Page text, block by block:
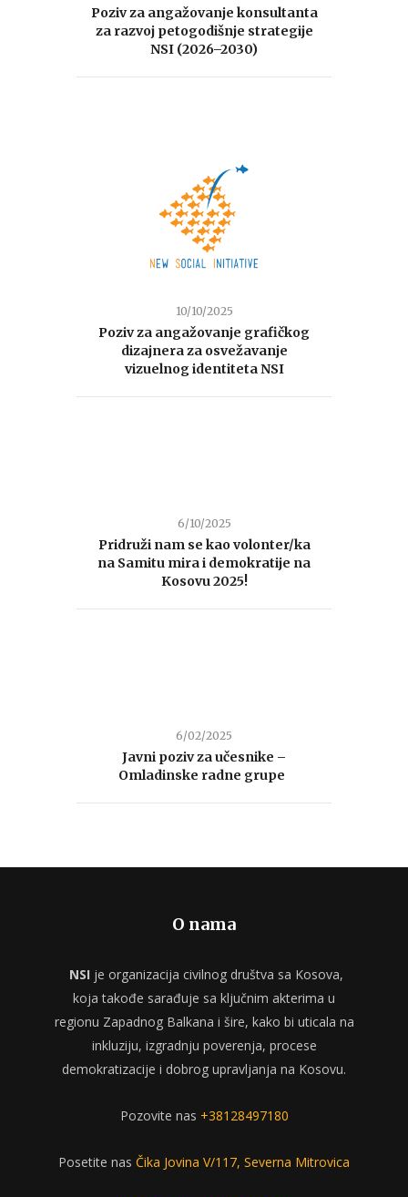
Poziv za angažovanje konsultanta
za razvoj petogodišnje strategije
NSI (2026–2030)
10/10/2025
Poziv za angažovanje grafičkog
dizajnera za osvežavanje
vizuelnog identiteta NSI
6/10/2025
Pridruži nam se kao volonter/ka
na Samitu mira i demokratije na
Kosovu 2025!
6/02/2025
Javni poziv za učesnike –
Omladinske radne grupe
O nama
NSI je organizacija civilnog društva sa Kosova,
koja takođe sarađuje sa ključnim akterima u
regionu Zapadnog Balkana i šire, kako bi uticala na
inkluziju, izgradnju poverenja, procese
demokratizacije i dobrog upravljanja na Kosovu.
Pozovite nas +38128497180
Posetite nas Čika Jovina V/117, Severna Mitrovica